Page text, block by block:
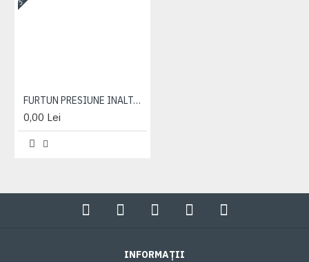
FURTUN PRESIUNE INALTA L=184 CM A M/D ( 573351 )
0,00 Lei
INFORMAȚII